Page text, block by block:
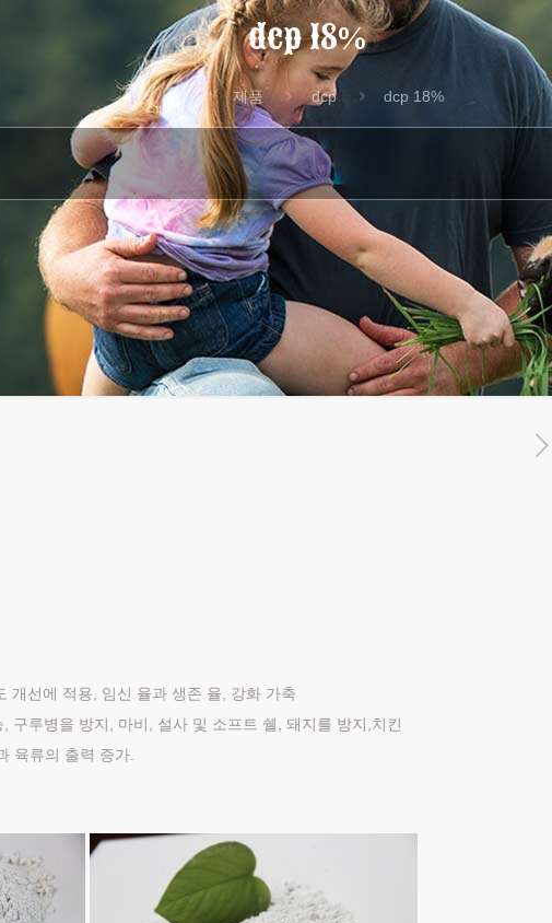
dcp 18%
집 제품 dcp dcp 18%
개선에 적용, 임신 율과 생존 율, 강화 가축
구루병을 방지, 마비, 설사 및 소프트 쉘, 돼지를 방지,치킨
육류의 출력 증가.